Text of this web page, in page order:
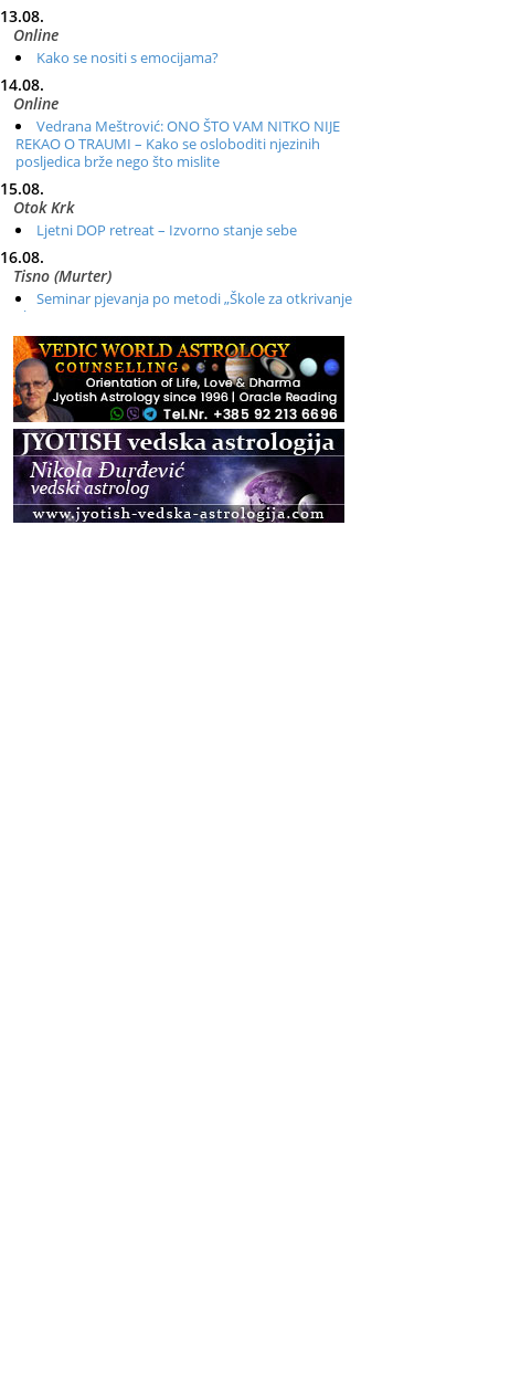
13.08.
Online
Kako se nositi s emocijama?
14.08.
Online
Vedrana Meštrović: ONO ŠTO VAM NITKO NIJE
REKAO O TRAUMI – Kako se osloboditi njezinih
posljedica brže nego što mislite
15.08.
Otok Krk
Ljetni DOP retreat – Izvorno stanje sebe
16.08.
Tisno (Murter)
Seminar pjevanja po metodi „Škole za otkrivanje
glasa“
20.08.
Online
Radionica: Pomagači iz drugih dimenzija Online –
otvoreno za sve
21.08.
Zagreb+Online
Osnovni ThetaHealing® tečaj, Zagreb i Online
22.08.
Pula